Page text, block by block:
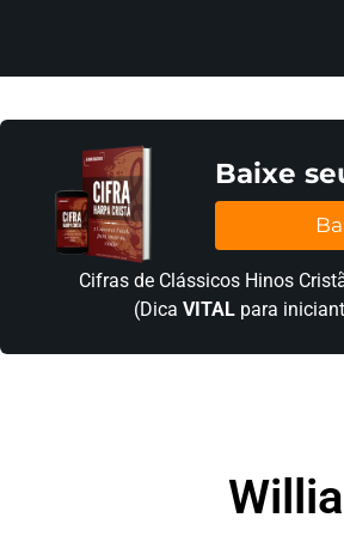
EBOOK
GRÁTIS
COVER
Baixe
Cifras de Clássicos Hinos
(Dica VITALpara